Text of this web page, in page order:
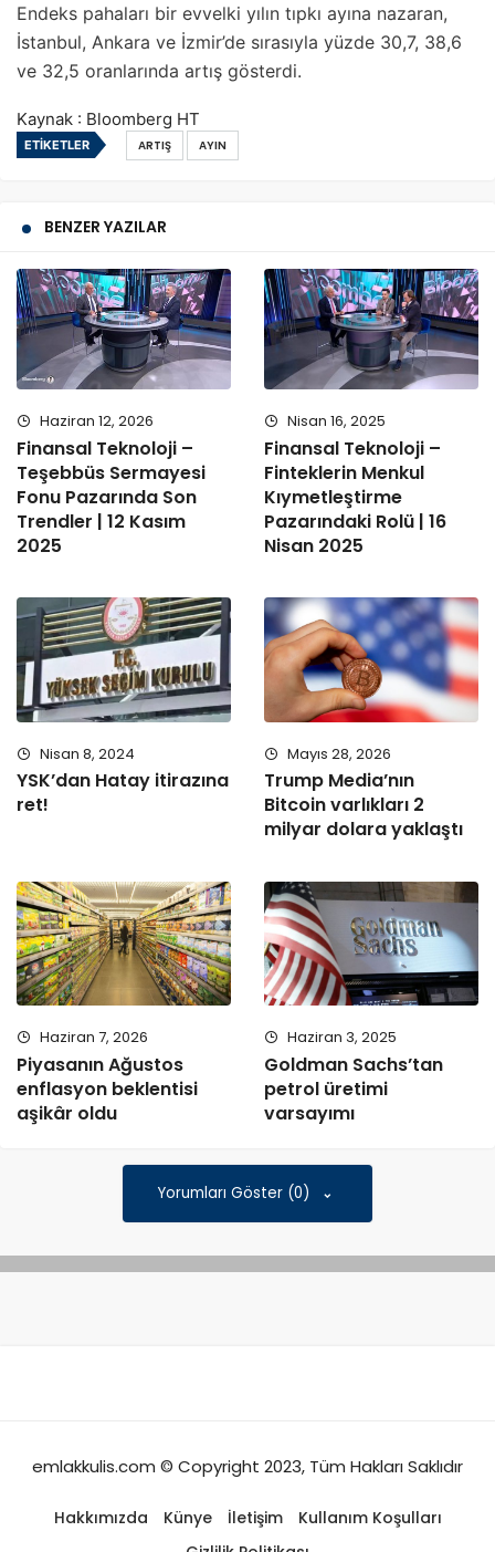
Endeks pahaları bir evvelki yılın tıpkı ayına nazaran,
İstanbul, Ankara ve İzmir’de sırasıyla yüzde 30,7, 38,6
ve 32,5 oranlarında artış gösterdi.
Kaynak : Bloomberg HT
ETIKETLER ARTIŞ AYIN
BENZER YAZILAR
Haziran 12, 2026
Finansal Teknoloji –
Teşebbüs Sermayesi
Fonu Pazarında Son
Trendler | 12 Kasım
2025
Nisan 16, 2025
Finansal Teknoloji –
Finteklerin Menkul
Kıymetleştirme
Pazarındaki Rolü | 16
Nisan 2025
Nisan 8, 2024
YSK’dan Hatay itirazına
ret!
Mayıs 28, 2026
Trump Media’nın
Bitcoin varlıkları 2
milyar dolara yaklaştı
Haziran 7, 2026
Piyasanın Ağustos
enflasyon beklentisi
aşikâr oldu
Haziran 3, 2025
Goldman Sachs’tan
petrol üretimi
varsayımı
Yorumları Göster (0)
emlakkulis.com © Copyright 2023, Tüm Hakları Saklıdır
Hakkımızda Künye İletişim
Kullanım Koşulları